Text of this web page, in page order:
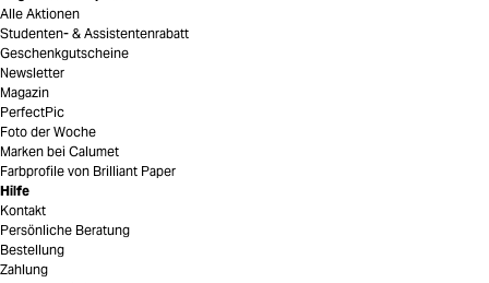
Alle Aktionen
Studenten- & Assistentenrabatt
Geschenkgutscheine
Newsletter
Magazin
PerfectPic
Foto der Woche
Marken bei Calumet
Farbprofile von Brilliant Paper
Hilfe
Kontakt
Persönliche Beratung
Bestellung
Zahlung